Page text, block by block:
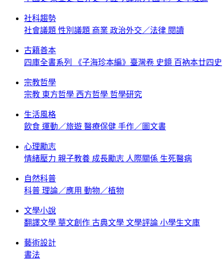
社科趨勢
社會議題 性別議題 商業 政治外交／法律 閱讀
古籍善本
四庫全書系列
《子海珍本編》臺灣卷 史鏡 百衲本廿四史
宗教哲學
宗教 東方哲學 西方哲學 哲學研究
生活風格
飲食 運動／旅遊 醫療保健 手作／圖文書
心理勵志
情緒壓力 親子教養 成長勵志 人際關係 生死醫病
自然科普
科普 理論／應用 動物／植物
文學小說
翻譯文學 華文創作 古典文學 文學評論 小學生文庫
藝術設計
書法